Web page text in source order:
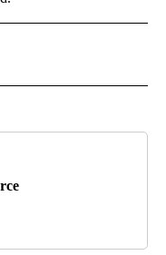
NOTIFICATIONS ABOUT